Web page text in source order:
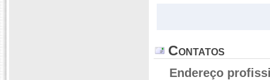
Contatos
Endereço